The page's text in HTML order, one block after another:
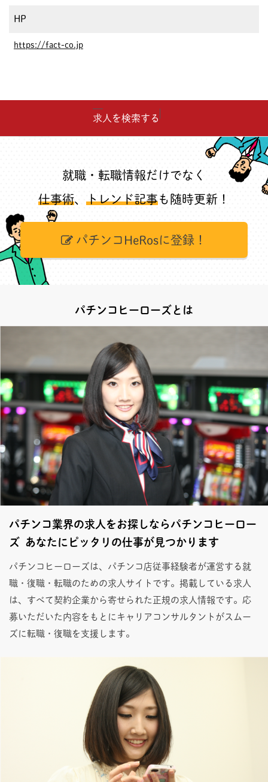
HP
https://fact-co.jp
求人を検索する
就職・転職情報だけでなく
仕事術、 トレンド記事も随時更新！
パチンコHeRosに登録！
パチンコヒーローズとは
パチンコ業界の求人をお探しならパチンコヒーロー
ズ あなたにピッタリの仕事が見つかります
パチンコヒーローズは、パチンコ店従事経験者が運営する就
職・復職・転職のための求人サイトです。掲載している求人
は、すべて契約企業から寄せられた正規の求人情報です。応
募いただいた内容をもとにキャリアコンサルタントがスムー
ズに転職・復職を支援します。